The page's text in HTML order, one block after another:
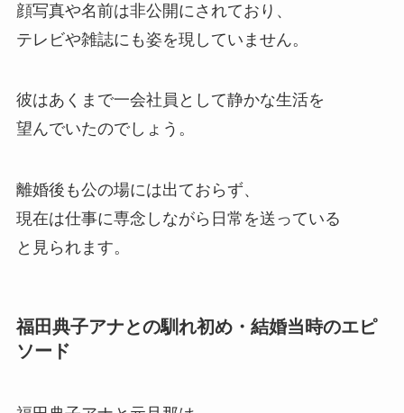
顔写真や名前は非公開にされており、
テレビや雑誌にも姿を現していません。
彼はあくまで一会社員として静かな生活を
望んでいたのでしょう。
離婚後も公の場には出ておらず、
現在は仕事に専念しながら日常を送っている
と見られます。
福田典子アナとの馴れ初め・結婚当時のエピ
ソード